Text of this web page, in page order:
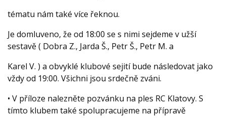
tématu nám také více řeknou.
Je domluveno, že od 18:00 se s nimi sejdeme v užší
sestavě ( Dobra Z., Jarda Š., Petr Š., Petr M. a
Karel V. ) a obvyklé klubové sejití bude následovat jako
vždy od 19:00. Všichni jsou srdečně zváni.
• V příloze nalezněte pozvánku na ples RC Klatovy. S
tímto klubem také spolupracujeme na přípravě